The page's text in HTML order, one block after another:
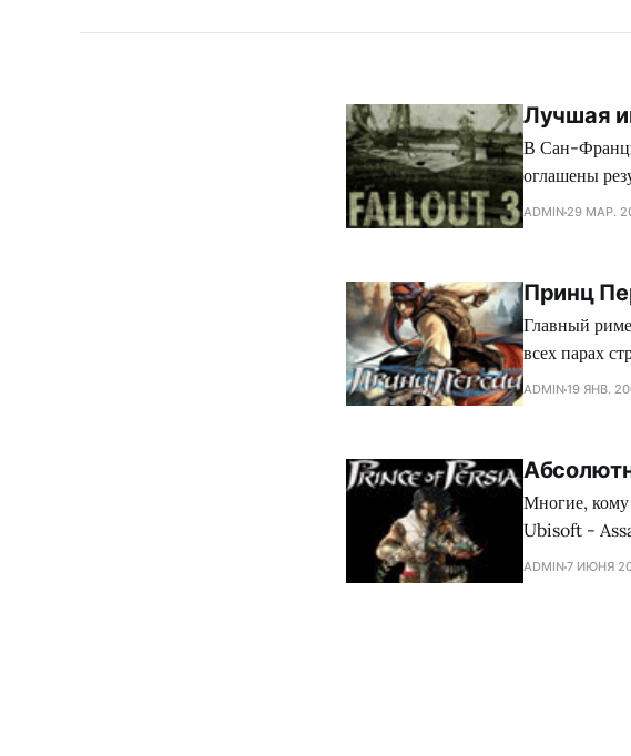
Лучшая
В Сан-
оглашены
ожидалось,
ADMIN 29 МАР.
Принц
Главный
всех парах
головой
ADMIN19 ЯНВ.
Многие, кому
Ubisoft -
огромная,
ADMIN7 ИЮНЯ